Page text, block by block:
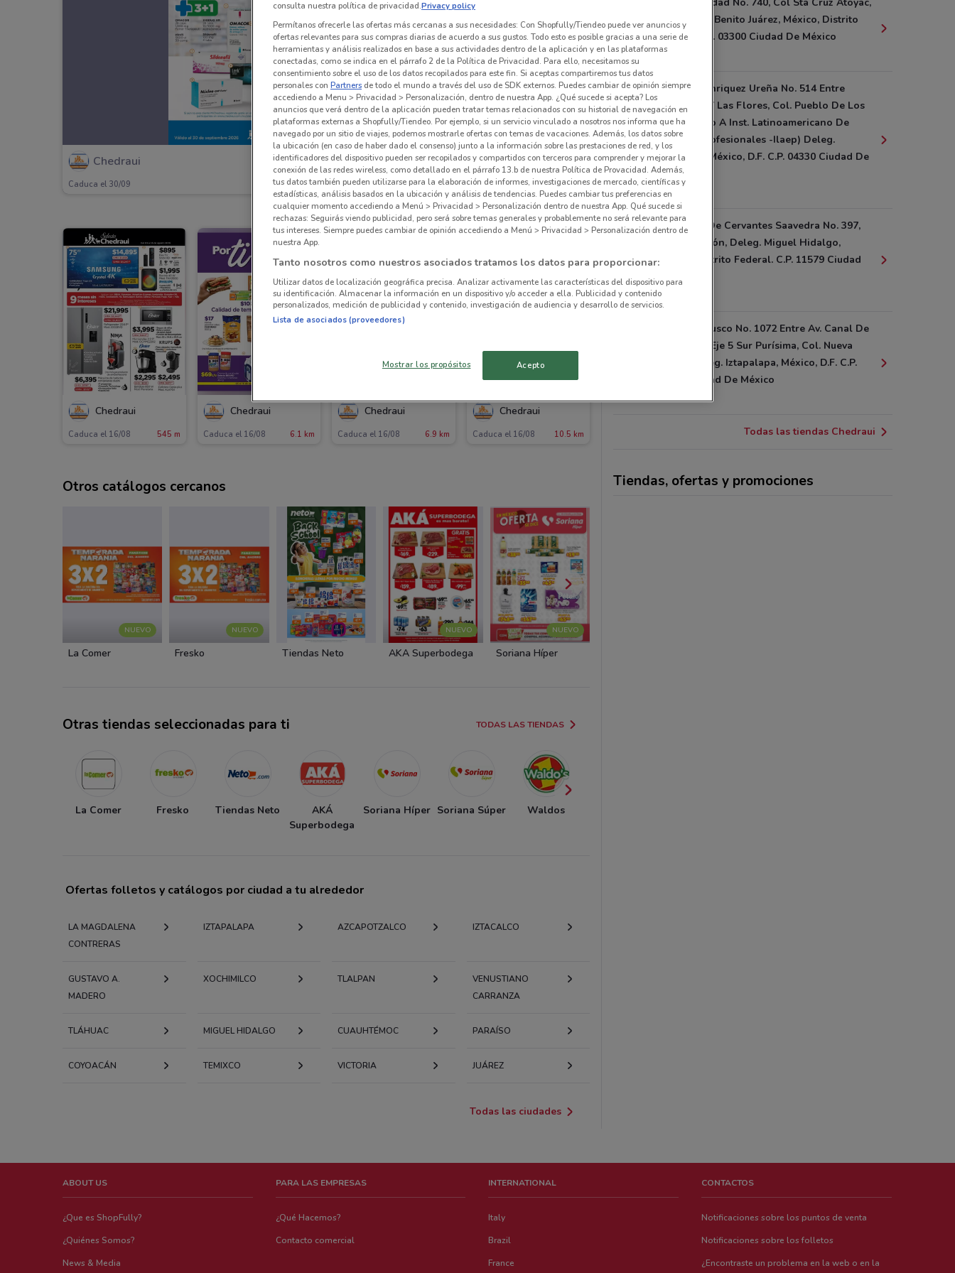
Chedraui
Caduca el 30/09 545 m
Chedraui
Caduca el 16/08 545 m
Chedraui
Caduca el 16/08 6.1 km
Chedraui
Caduca el 16/08 6.9 km
Chedraui
Caduca el 16/08 10.5 km
Otros catálogos cercanos
NUEVO
La Comer
NUEVO
Fresko Tiendas Neto
NUEVO
AKÁ Superbodega
NUEVO
Soriana Híper
Otras tiendas seleccionadas para ti TODAS LAS TIENDAS
La Comer Fresko Tiendas Neto
AKÁ
Superbodega
Soriana Híper Soriana Súper Waldos
Ofertas folletos y catálogos por ciudad a tu alrededor
LA MAGDALENA
CONTRERAS
IZTAPALAPA AZCAPOTZALCO IZTACALCO
GUSTAVO A.
MADERO
XOCHIMILCO TLALPAN
VENUSTIANO
CARRANZA
TLÁHUAC MIGUEL HIDALGO CUAUHTÉMOC PARAÍSO
COYOACÁN TEMIXCO VICTORIA JUÁREZ
Todas las ciudades
Delegación Benito Juárez, México, Distrito
Federal. C.P. 03300 Ciudad De México
2 km
Av. Pedro Enriquez Ureña No. 514 Entre
Auora Rez Y Las Flores, Col. Pueblo De Los
Reyes (Junto A Inst. Latinoamericano De
Estudios Profesionales -Ilaep) Deleg.
Coyoacán, México, D.F. C.P. 04330 Ciudad De
México
6.1 km
Av. Miguel De Cervantes Saavedra No. 397,
Col. Irrigación, Deleg. Miguel Hidalgo,
México, Distrito Federal. C.P. 11579 Ciudad
6.9 km
Río Churubusco No. 1072 Entre Av. Canal De
Apatlaco Y Eje 5 Sur Purísima, Col. Nueva
Rosita, Deleg. Iztapalapa, México, D.F. C.P.
09420 Ciudad De México
Todas las tiendas Chedraui
Tiendas, ofertas y promociones
ABOUT US
¿Que es ShopFully?
¿Quiénes Somos?
News & Media
PARA LAS EMPRESAS
¿Qué Hacemos?
Contacto comercial
INTERNATIONAL
Italy
Brazil
France
CONTACTOS
Notificaciones sobre los puntos de venta
Notificaciones sobre los folletos
¿Encontraste un problema en la web o en la
consulta nuestra política de privacidad.Privacy policy
Permítanos ofrecerle las ofertas más cercanas a sus necesidades: Con Shopfully/Tiendeo puede ver anuncios y
ofertas relevantes para sus compras diarias de acuerdo a sus gustos. Todo esto es posible gracias a una serie de
herramientas y análisis realizados en base a sus actividades dentro de la aplicación y en las plataformas
conectadas, como se indica en el párrafo 2 de la Política de Privacidad. Para ello, necesitamos su
consentimiento sobre el uso de los datos recopilados para este fin. Si aceptas compartiremos tus datos
personales con Partners de todo el mundo a través del uso de SDK externos. Puedes cambiar de opinión siempre
accediendo a Menu > Privacidad > Personalización, dentro de nuestra App. ¿Qué sucede si acepta? Los
anuncios que verá dentro de la aplicación pueden tratar temas relacionados con su historial de navegación en
plataformas externas a Shopfully/Tiendeo. Por ejemplo, si un servicio vinculado a nosotros nos informa que ha
navegado por un sitio de viajes, podemos mostrarle ofertas con temas de vacaciones. Además, los datos sobre
la ubicación (en caso de haber dado el consenso) junto a la información sobre las prestaciones de red, y los
identificadores del dispositivo pueden ser recopilados y compartidos con terceros para comprender y mejorar la
conexión de las redes wireless, como detallado en el párrafo 13.b de nuestra Política de Provacidad. Además,
tus datos también pueden utilizarse para la elaboración de informes, investigaciones de mercado, científicas y
estadísticas, análisis basados en la ubicación y análisis de tendencias. Puedes cambiar tus preferencias en
cualquier momento accediendo a Menú > Privacidad > Personalización dentro de nuestra App. Qué sucede si
rechazas: Seguirás viendo publicidad, pero será sobre temas generales y probablemente no será relevante para
tus intereses. Siempre puedes cambiar de opinión accediendo a Menú > Privacidad > Personalización dentro de
nuestra App.
Tanto nosotros como nuestros asociados tratamos los datos para proporcionar:
Utilizar datos de localización geográfica precisa. Analizar activamente las características del dispositivo para
su identificación. Almacenar la información en un dispositivo y/o acceder a ella. Publicidad y contenido
personalizados, medición de publicidad y contenido, investigación de audiencia y desarrollo de servicios.
Lista de asociados (proveedores)
Mostrar los propósitos Acepto